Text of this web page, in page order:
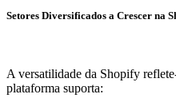
Setores Diversificados a Crescer na
A versatilidade da Shopify
plataforma suporta: